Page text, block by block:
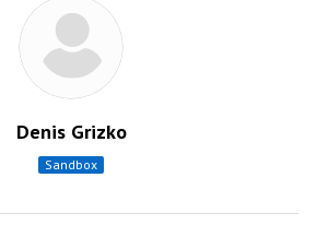
Denis Grizko
sandbox